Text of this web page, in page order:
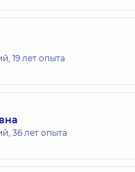
Сталинграда), 16-В, г. Киев
19 лет опыта
36 лет опыта